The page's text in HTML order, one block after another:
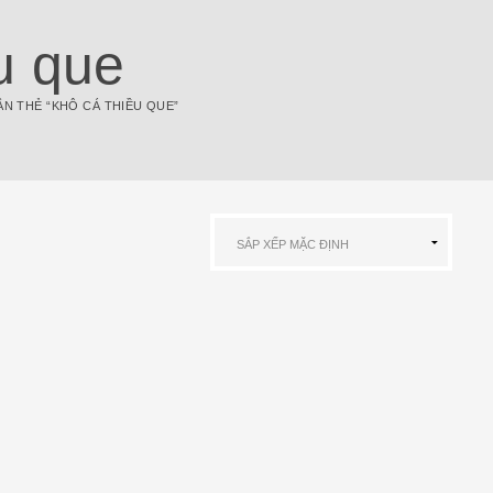
que
THẺ “KHÔ CÁ THIỀU QUE”